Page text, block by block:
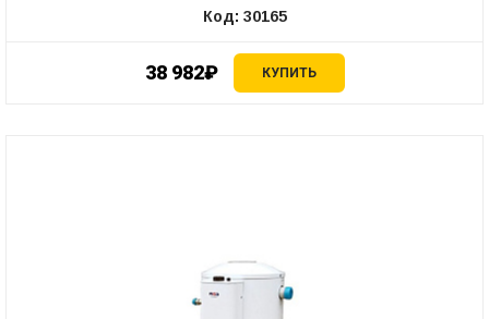
38 982₽ КУПИТЬ
Код: 30165